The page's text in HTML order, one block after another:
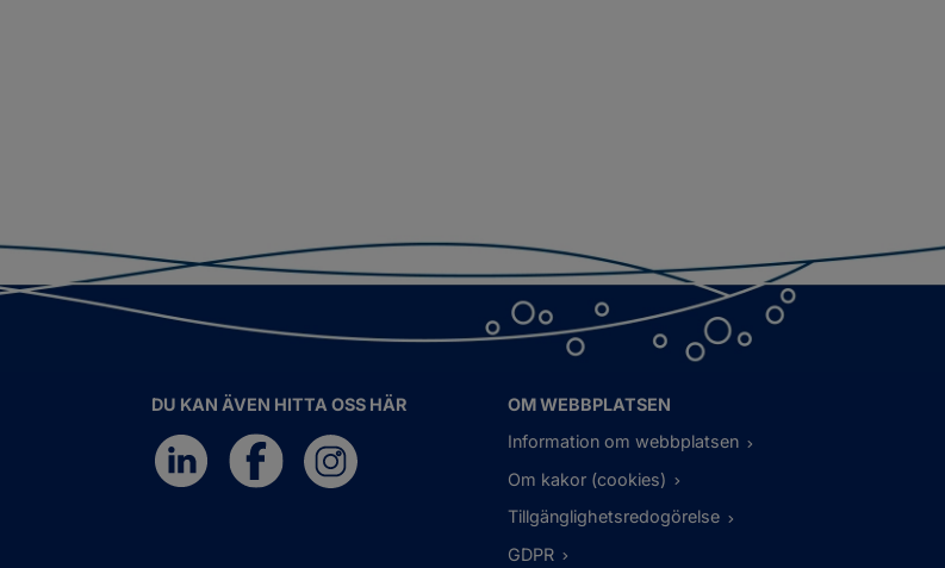
DU KAN ÄVEN HITTA OSS HÄR
OM WEBBPLATSEN
Information om webbplatsen
Om kakor (cookies)
Tillgänglighetsredogörelse
GDPR